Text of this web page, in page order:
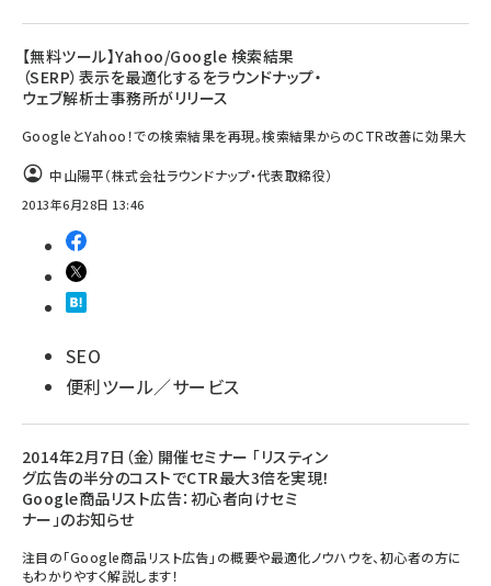
【無料ツール】Yahoo/Google 検索結果
（SERP）表示を最適化するをラウンドナップ・
ウェブ解析士事務所がリリース
GoogleとYahoo！での検索結果を再現。検索結果からのCTR改善に効果大
中山陽平（株式会社ラウンドナップ・代表取締役）
2013年6月28日 13:46
SEO
便利ツール／サービス
2014年2月7日（金）開催セミナー 「リスティン
グ広告の半分のコストでCTR最大3倍を実現！
Google商品リスト広告：初心者向けセミ
ナー」のお知らせ
注目の「Google商品リスト広告」の概要や最適化ノウハウを、初心者の方に
もわかりやすく解説します！